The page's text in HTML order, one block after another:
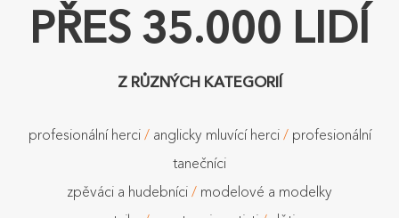
PŘES 35.000 LIDÍ
Z RŮZNÝCH KATEGORIÍ
profesionální herci /anglicky mluvící herci /profesionální
tanečníci
zpěváci a hudebníci / modelové a modelky